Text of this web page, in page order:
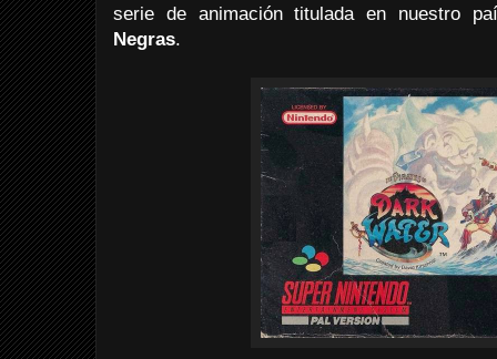
serie de animación titulada en nuestro
Negras.